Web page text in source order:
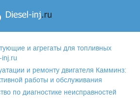
и агрегаты для топливных
inj.ru
и ремонту двигателя Камминз:
работы и обслуживания
по диагностике неисправностей